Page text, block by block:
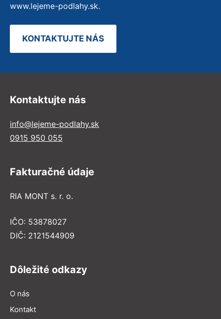
www.lejeme-podlahy.sk.
KONTAKTUJTE NÁS
Kontaktujte nás
info@lejeme-podlahy.sk
0915 950 055
Fakturačné údaje
RIA MONT s. r. o.
IČO: 53878027
DIČ: 2121544909
Dôležité odkazy
O nás
Kontakt